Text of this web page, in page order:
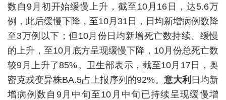
数自9月初开始缓慢上升，截至10月16日，达5.6万
例，此后缓慢下降，至10月31日，日均新增病例数降
至3万例以下；但10月份日均新增死亡数持续、缓慢
的上升，至10月底方呈现缓慢下降，10月份总死亡数
较9月上升了85%。卫生部表示，截至10月17日，奥
密克戎变异株BA.5占上报序列的92%。 意大利 日均新
增病例数自9月中旬至10月中旬已持续呈现缓慢增